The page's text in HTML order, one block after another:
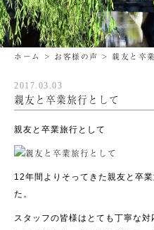
ホーム > お客様の声 > 親友と卒
2017.03.03
親友と卒業旅行として
親友と卒業旅行として
12年間よりそってきた親友と卒
た。
スタッフの皆様はとても丁寧な